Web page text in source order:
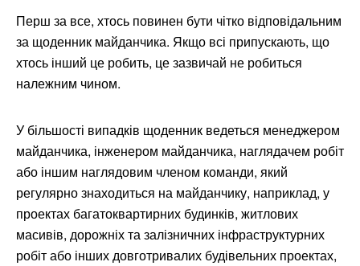
Перш за все, хтось повинен бути чітко відповідальним
за щоденник майданчика. Якщо всі припускають, що
хтось інший це робить, це зазвичай не робиться
належним чином.
У більшості випадків щоденник ведеться менеджером
майданчика, інженером майданчика, наглядачем робіт
або іншим наглядовим членом команди, який
регулярно знаходиться на майданчику, наприклад, у
проектах багатоквартирних будинків, житлових
масивів, дорожніх та залізничних інфраструктурних
робіт або інших довготривалих будівельних проектах,